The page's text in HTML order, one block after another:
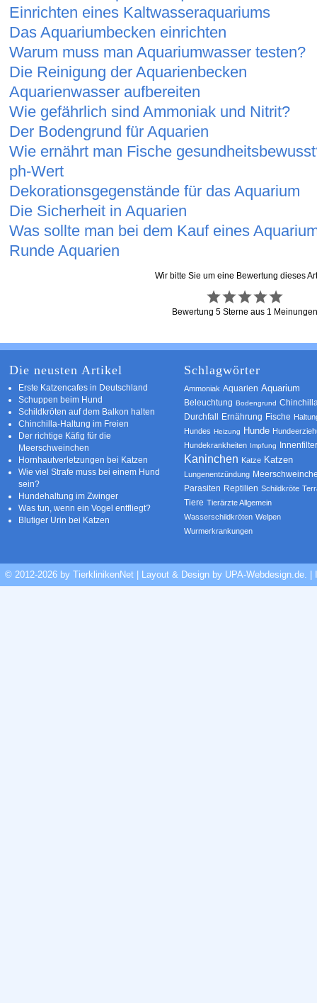
Einrichten eines Kaltwasseraquariums
Das Aquariumbecken einrichten
Warum muss man Aquariumwasser testen?
Die Reinigung der Aquarienbecken
Aquarienwasser aufbereiten
Wie gefährlich sind Ammoniak und Nitrit?
Der Bodengrund für Aquarien
Wie ernährt man Fische
ph-Wert
Dekorationsgegenstände für das Aquarium
Die Sicherheit in Aquarien
Was sollte man bei dem Kauf eines
Runde Aquarien
Wir bitte Sie um eine Bewertung dieses
Bewertung5 Sterne aus 1
Die neusten Artikel
Erste Katzencafes in Deutschland
Schuppen beim Hund
Schildkröten auf dem Balkon halten
Chinchilla-Haltung im Freien
Der richtige Käfig für die
Meerschweinchen
Hornhautverletzungen bei Katzen
Wie viel Strafe muss bei einem Hund
sein?
Hundehaltung im Zwinger
Was tun, wenn ein Vogel entfliegt?
Blutiger Urin bei Katzen
Schlagwörter
Ammoniak Aquarien Aquarium
Beleuchtung Bodengrund
Durchfall Ernährung Fische
Hundes Heizung Hunde
Hundekrankheiten Impfung
Kaninchen Katze Katzen
Lungenentzündung
Parasiten Reptilien Schildkröte
Tiere Tierärzte Allgemein
Wasserschildkröten Welpen
Wurmerkrankungen
© 2012-2026 by TierklinikenNet | Layout & Design by UPA-Webdesign.de.